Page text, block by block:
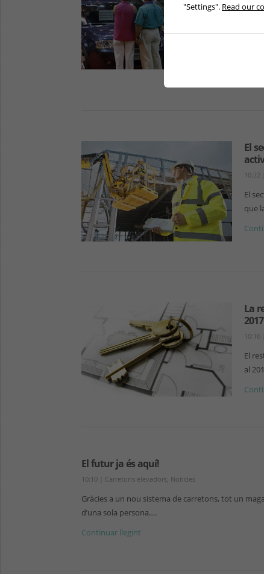
10:28
El
10:22
El
que
La
2017
10:16
El
al
El futur ja és aquí!
10:10 Carretons elevadors, Noticies
Gràcies a un nou sistema de carretons, tot un
d’una sola persona….
Continuar llegint
"Settings". Read our